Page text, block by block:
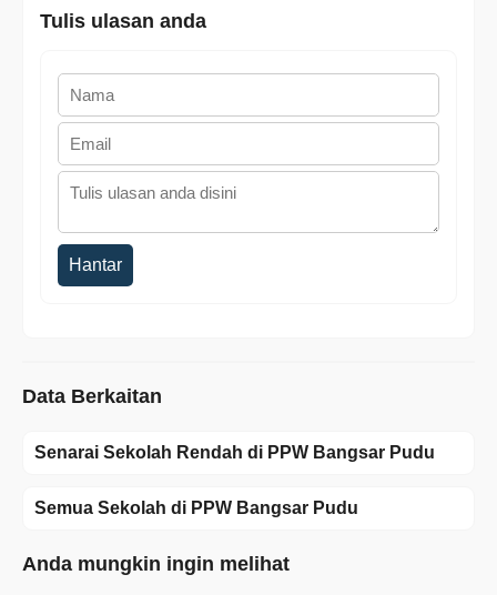
Tulis ulasan anda
Hantar
Data Berkaitan
Senarai Sekolah Rendah di PPW Bangsar Pudu
Semua Sekolah di PPW Bangsar Pudu
Anda mungkin ingin melihat